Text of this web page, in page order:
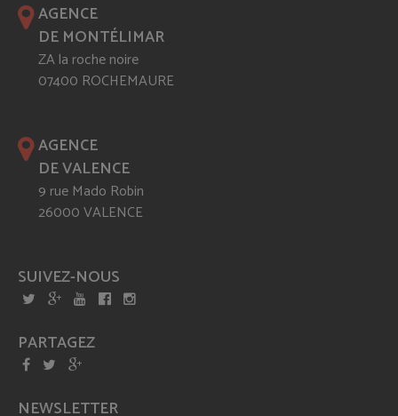
AGENCE
DE MONTÉLIMAR
ZA la roche noire
07400 ROCHEMAURE
AGENCE
DE VALENCE
9 rue Mado Robin
26000 VALENCE
SUIVEZ-NOUS
PARTAGEZ
NEWSLETTER